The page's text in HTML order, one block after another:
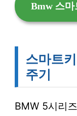
Bmw 스마
스마트
주기
BMW 5시리